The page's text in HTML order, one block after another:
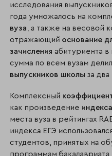
исследования
года умножалось на
вуза , а также на весовой
отражающий основание
зачисления абитуриента в
сумма по всем вузам
выпускников школы за
Комплексный
как произведение
места вуза в рейтингах
индекса ЕГЭ
студентов, принятых на
программам бакалавриата